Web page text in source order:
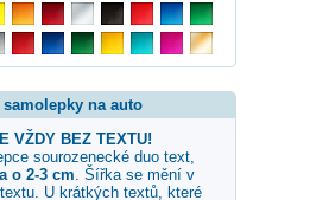
na auto
VŽDY BEZ TEXTU!
sourozenecké duo text,
o 2-3 cm . Šířka se mění v
U krátkých textů, které